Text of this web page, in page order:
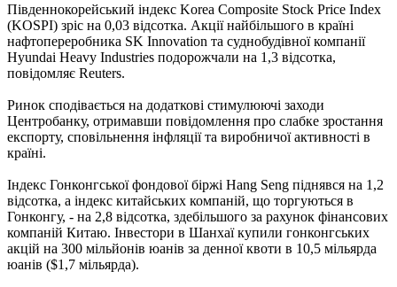
Південнокорейський індекс Korea Composite Stock Price Index
(KOSPI) зріс на 0,03 відсотка. Акції найбільшого в країні
нафтопереробника SK Innovation та суднобудівної компанії
Hyundai Heavy Industries подорожчали на 1,3 відсотка,
повідомляє Reuters.
Ринок сподівається на додаткові стимулюючі заходи
Центробанку, отримавши повідомлення про слабке зростання
експорту, сповільнення інфляції та виробничої активності в
країні.
Індекс Гонконгської фондової біржі Hang Seng піднявся на 1,2
відсотка, а індекс китайських компаній, що торгуються в
Гонконгу, - на 2,8 відсотка, здебільшого за рахунок фінансових
компаній Китаю. Інвестори в Шанхаї купили гонконгських
акцій на 300 мільйонів юанів за денної квоти в 10,5 мільярда
юанів ($1,7 мільярда).